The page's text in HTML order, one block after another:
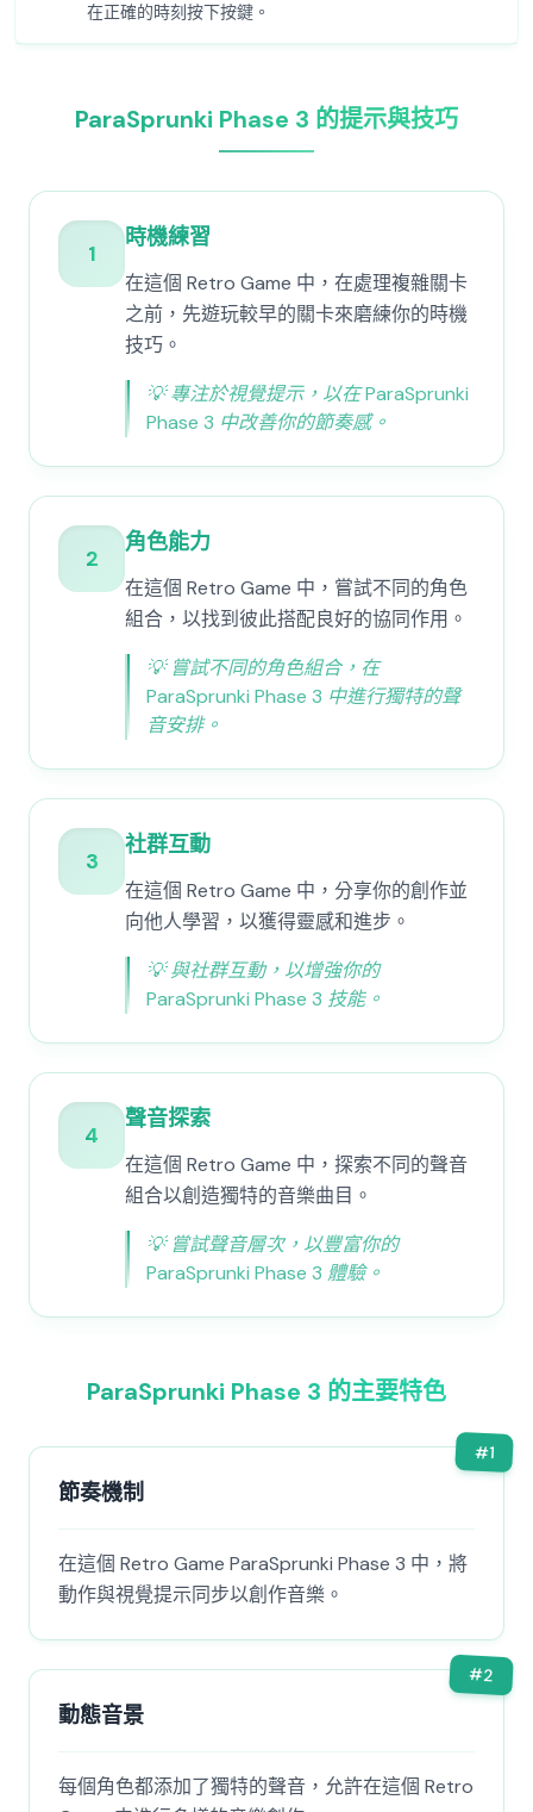
在正確的時刻按下按鍵。
ParaSprunki Phase 3 的提示與技巧
1
時機練習
在這個 Retro Game 中，在處理複雜關卡
之前，先遊玩較早的關卡來磨練你的時機
技巧。
💡專注於視覺提示，以在 ParaSprunki
Phase 3 中改善你的節奏感。
2
角色能力
在這個 Retro Game 中，嘗試不同的角色
組合，以找到彼此搭配良好的協同作用。
💡 嘗試不同的角色組合，在
ParaSprunki Phase 3 中進行獨特的聲
音安排。
3
社群互動
在這個 Retro Game 中，分享你的創作並
向他人學習，以獲得靈感和進步。
💡與社群互動，以增強你的
ParaSprunki Phase 3 技能。
4
聲音探索
在這個 Retro Game 中，探索不同的聲音
組合以創造獨特的音樂曲目。
💡 嘗試聲音層次，以豐富你的
ParaSprunki Phase 3 體驗。
ParaSprunki Phase 3 的主要特色
#1
節奏機制
在這個 Retro Game ParaSprunki Phase 3 中，將
動作與視覺提示同步以創作音樂。
#2
動態音景
每個角色都添加了獨特的聲音，允許在這個 Retro